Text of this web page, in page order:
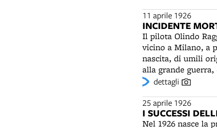
(1556-1629),
Spirito Santo e
degli scolari. Dopo
salme dei
tumulazione e che
sacro verrà molto
centro cittadino e
11 aprile 1926
INCIDENTE
Il pilota Olindo
vicino a Milano, a
nascita, di umili
alla grande
residente nel
una tomba
ingresso rivolto
simbolicamente il
dettagli
25 aprile 1926
I SUCCESSI
Nel 1926 nasce la